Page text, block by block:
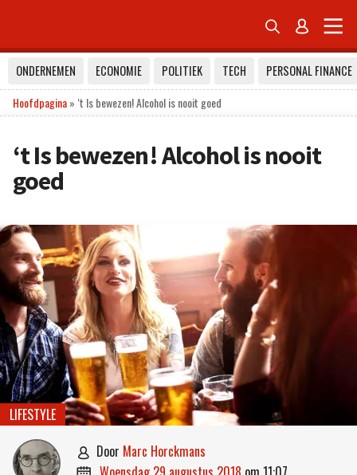
 
ONDERNEMEN ECONOMIE POLITIEK TECH
PERSONAL FINANCE
Hoofdpagina» ‘t Is bewezen! Alcohol is nooit goed
‘t Is bewezen! Alcohol is nooit
goed
LIFESTYLE
 door Marc Horckmans